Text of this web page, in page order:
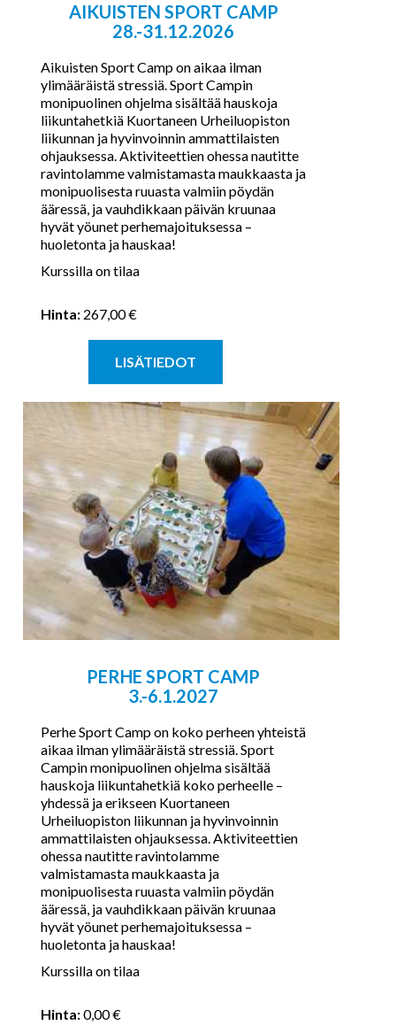
AIKUISTEN SPORT CAMP
28.-31.12.2026
Aikuisten Sport Camp on aikaa ilman
ylimääräistä stressiä. Sport Campin
monipuolinen ohjelma sisältää hauskoja
liikuntahetkiä Kuortaneen Urheiluopiston
liikunnan ja hyvinvoinnin ammattilaisten
ohjauksessa. Aktiviteettien ohessa nautitte
ravintolamme valmistamasta maukkaasta ja
monipuolisesta ruuasta valmiin pöydän
ääressä, ja vauhdikkaan päivän kruunaa
hyvät yöunet perhemajoituksessa –
huoletonta ja hauskaa!​
Kurssilla on tilaa
Hinta: 267,00 €
LISÄTIEDOT
PERHE SPORT CAMP
3.-6.1.2027
Perhe Sport Camp on koko perheen yhteistä
aikaa ilman ylimääräistä stressiä. Sport
Campin monipuolinen ohjelma sisältää
hauskoja liikuntahetkiä koko perheelle –
yhdessä ja erikseen Kuortaneen
Urheiluopiston liikunnan ja hyvinvoinnin
ammattilaisten ohjauksessa. Aktiviteettien
ohessa nautitte ravintolamme
valmistamasta maukkaasta ja
monipuolisesta ruuasta valmiin pöydän
ääressä, ja vauhdikkaan päivän kruunaa
hyvät yöunet perhemajoituksessa –
huoletonta ja hauskaa!​
Kurssilla on tilaa
Hinta:0,00 €